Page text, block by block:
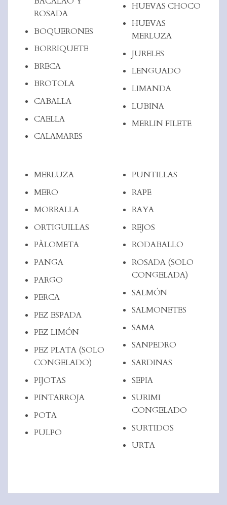
ROSADA
BOQUERONES
BORRIQUETE
BRECA
BROTOLA
CABALLA
CAELLA
CALAMARES
HUEVAS CHOCO
HUEVAS
MERLUZA
JURELES
LENGUADO
LIMANDA
LUBINA
MERLIN FILETE
MERLUZA
MERO
MORRALLA
ORTIGUILLAS
PÀLOMETA
PANGA
PARGO
PERCA
PEZ ESPADA
PEZ LIMÓN
PEZ PLATA (SOLO
CONGELADO)
PIJOTAS
PINTARROJA
POTA
PULPO
PUNTILLAS
RAPE
RAYA
REJOS
RODABALLO
ROSADA (SOLO
CONGELADA)
SALMÓN
SALMONETES
SAMA
SANPEDRO
SARDINAS
SEPIA
SURIMI
CONGELADO
SURTIDOS
URTA